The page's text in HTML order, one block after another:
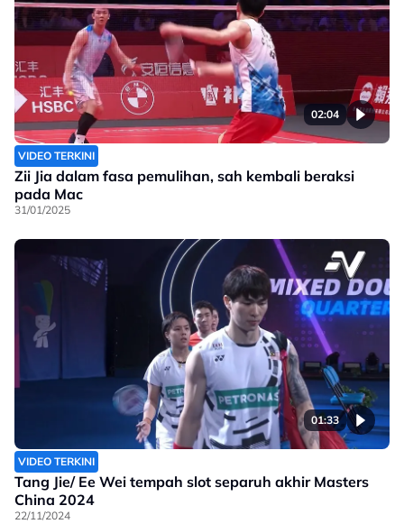
02:04
VIDEO TERKINI
Zii Jia dalam fasa pemulihan, sah kembali beraksi
pada Mac
31/01/2025
01:33
VIDEO TERKINI
Tang Jie/ Ee Wei tempah slot separuh akhir Masters
China 2024
22/11/2024